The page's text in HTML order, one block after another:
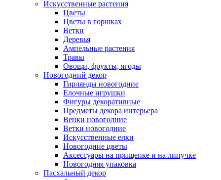
Искусственные растения
Цветы
Цветы в горшках
Ветки
Деревья
Ампельные растения
Травы
Овощи, фрукты, ягоды
Новогодний декор
Гирлянды новогодние
Елочные игрушки
Фигуры декоративные
Предметы декора интерьера
Венки новогодние
Ветки новогодние
Искусственные елки
Новогодние цветы
Аксессуары на прищепке и на липучке
Новогодняя упаковка
Пасхальный декор